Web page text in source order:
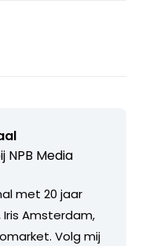
NPB Media
met 20 jaar
Iris Amsterdam,
Volg mij